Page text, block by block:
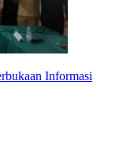
Informasi